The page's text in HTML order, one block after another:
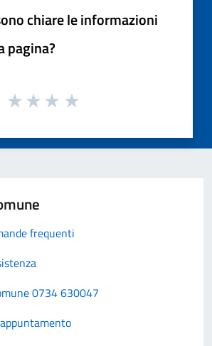
chiare le informazioni
pagina?
frequenti
0734 630047